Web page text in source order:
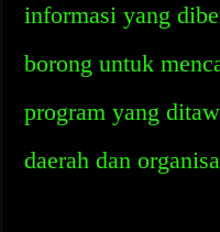
informasi yang
borong untuk
program yang
daerah dan